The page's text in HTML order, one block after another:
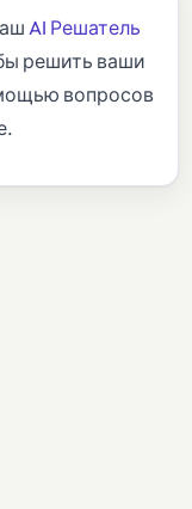
AI Решатель
решить ваши
вопросов